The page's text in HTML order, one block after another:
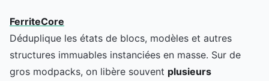
FerriteCore
Déduplique les états de blocs, modèles et autres
structures immuables instanciées en masse. Sur de
gros modpacks, on libère souvent plusieurs